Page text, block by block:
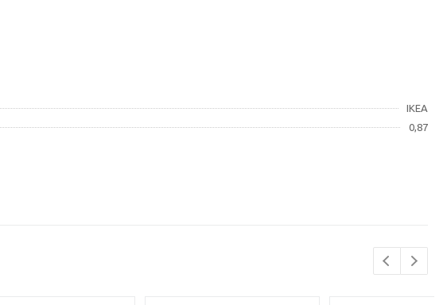
IKEA
0,87